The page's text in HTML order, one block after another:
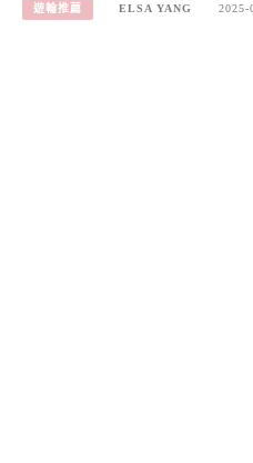
遊輪推薦 ELSA YANG 2025-